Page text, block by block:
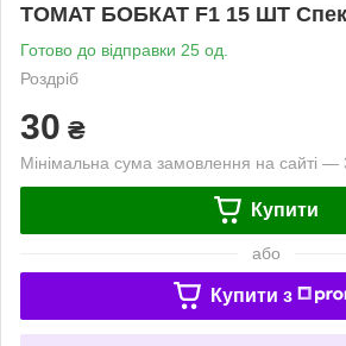
ТОМАТ БОБКАТ F1 15 ШТ
Готово до відправки 25 од.
Роздріб
30 ₴
Мінімальна сума замовлення на сайті —
Купити
або
Купити з